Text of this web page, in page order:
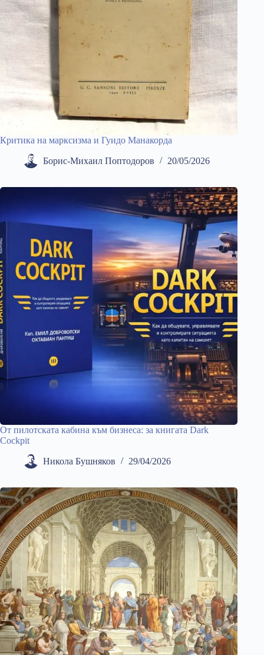
Критика на марксизма и Гуидо Манакорда
Борис-Михаил Поптодоров 20/05/2026
От пилотската кабина към бизнеса: за книгата Dark
Cockpit
Никола Бушняков 29/04/2026